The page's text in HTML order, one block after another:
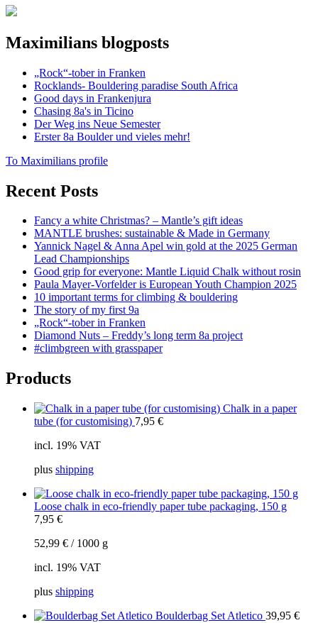
Maximilians blogposts
„Rock“-tober in Franken
Rocklands- Bouldering paradise South Africa
Good days in Frankenjura
Chasing 8a's in Ticino
Der Weg ins Neue Semester
Erster 8a Boulder und vieles mehr!
To Maximilians profile
Recent Posts
Fancy a white Christmas? – Mantle’s gift ideas
MANTLE brushes: sustainable & Made in Germany
Yannick Nagel & Anna Apel win gold at the 2025 German
Lead Championships
Good grip for everyone: Mantle Liquid Chalk without rosin
Paula Mayer-Vorfelder is European Youth Champion 2025
10 important terms for climbing & bouldering
The story of my first 9a
„Rock“-tober in Franken
Diamond Nuts – Freddy’s long term 8a project
#climbgreen with grasspaper
Products
Chalk in a paper
tube (for customising) 7,95 €
incl. 19% VAT
plus shipping
Loose chalk in eco-friendly paper tube packaging, 150 g
7,95 €
52,99 € / 1000 g
incl. 19% VAT
plus shipping
Boulderbag Set Atletico 39,95 €